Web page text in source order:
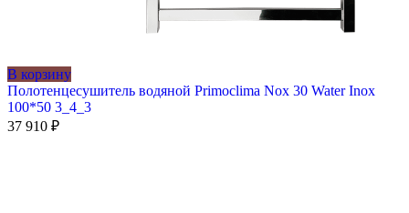
В корзину
Полотенцесушитель водяной Primoclima Nox 30 Water Inox
100*50 3_4_3
37 910 ₽